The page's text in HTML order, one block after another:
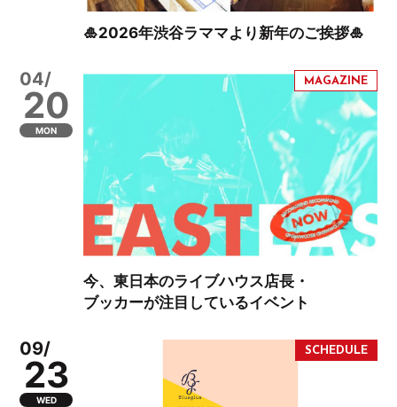
🎍2026年渋谷ラママより新年のご挨拶🎍
04/
20
MON
今、東日本のライブハウス店長・
ブッカーが注目しているイベント
09/
23
WED